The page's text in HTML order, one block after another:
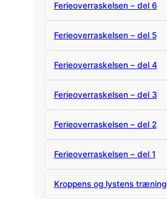
Ferieoverraskelsen – del 6
Ferieoverraskelsen – del 5
Ferieoverraskelsen – del 4
Ferieoverraskelsen – del 3
Ferieoverraskelsen – del 2
Ferieoverraskelsen – del 1
Kroppens og lystens træning